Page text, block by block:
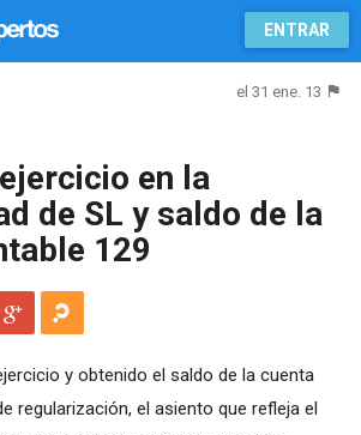
ENTRAR
el 31 ene. 13
en la
de SL y saldo de la
129
y obtenido el saldo de la cuenta
regularización, el asiento que refleja el